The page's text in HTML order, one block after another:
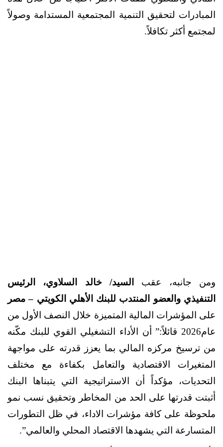
المبادرات لتحقيق التنمية المجتمعية المستدامة وصولاً
لمجتمع أكثر تكافلاً.
ومن جانبه، عقب
السيد/ خالد السلاوي، الرئيس
التنفيذي والعضو المنتدب للبنك الأهلي الكويتي – مصر
على المؤشرات المالية المتميزة خلال النصف الأول من
عام2026 قائلاً:” أن الأداء التشغيلي القوي للبنك مكّنه
من ترسيخ مركزه المالي بما يعزز قدرته على مواجهة
المتغيرات الاقتصادية والتعامل بكفاءة مع مختلف
التحديات، مؤكداً أن الاستراتيجية التي يتبناها البنك
أثبتت قدرتها على الحد من المخاطر وتحقيق نسب نمو
ملحوظة على كافة مؤشرات الاداء، في ظل التطورات
المتسارعة التي يشهدها الاقتصاد المحلي والعالمي”.